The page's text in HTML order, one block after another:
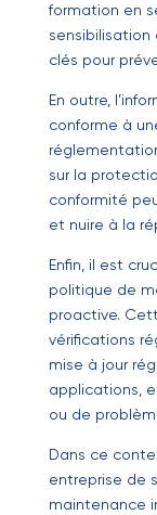
formation en
clés pour
En outre,
conforme à
sur la
conformité
et nuire à la
Enfin, il est
politique de
proactive.
vérifications
mise à jour
applications,
ou de
Dans ce
entreprise de
maintenance